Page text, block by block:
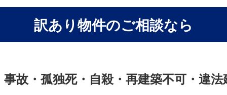
訳あり物件のご相談なら
事故・孤独死・自殺・再建築不可・違法